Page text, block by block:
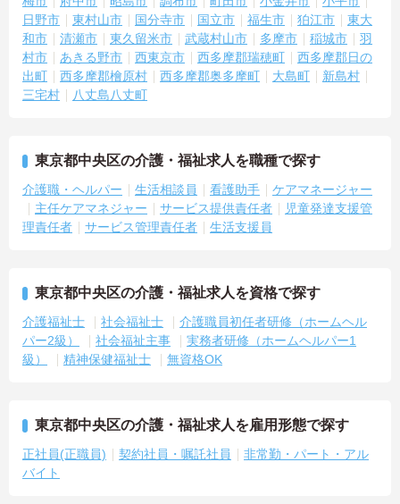
日野市
東村山市 国分寺市 国立市 福生市 狛江市
東大
和市
清瀬市 東久留米市 武蔵村山市 多摩市 稲城市
羽
村市
あきる野市 西東京市 西多摩郡瑞穂町
西多摩郡日の
出町
西多摩郡檜原村 西多摩郡奥多摩町 大島町
新島村
三宅村
八丈島八丈町
東京都中央区の介護・福祉求人を職種で探す
介護職・ヘルパー 生活相談員 看護助手
ケアマネージャー
主任ケアマネジャー
サービス提供責任者
児童発達支援管
理責任者
サービス管理責任者 生活支援員
東京都中央区の介護・福祉求人を資格で探す
介護福祉士 社会福祉士
介護職員初任者研修（ホームヘル
パー2級）
社会福祉主事
実務者研修（ホームヘルパー1
級）
精神保健福祉士 無資格OK
東京都中央区の介護・福祉求人を雇用形態で探す
正社員(正職員) 契約社員・嘱託社員
非常勤・パート・アル
バイト